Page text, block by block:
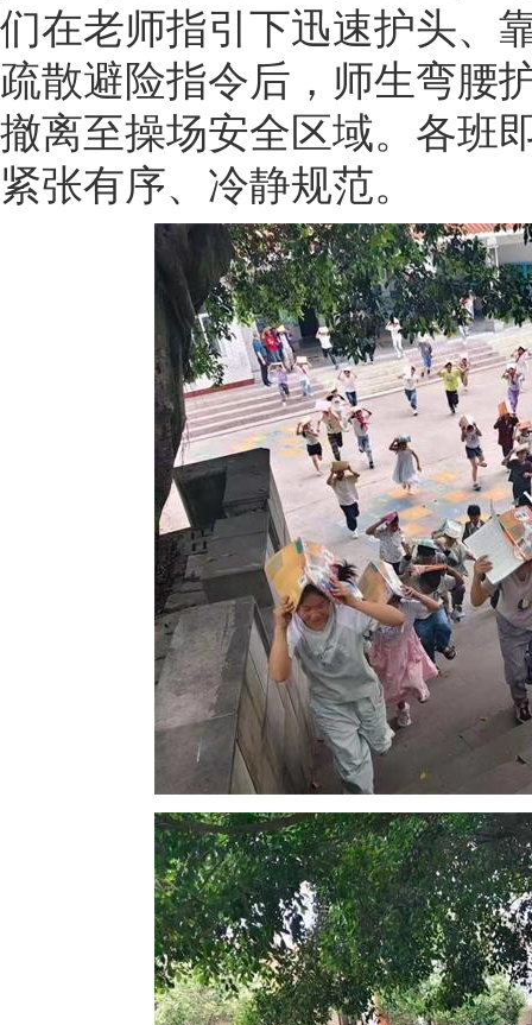
们在老师指引下迅速护头、
疏散避险指令后，师生弯腰
撤离至操场安全区域。各班
紧张有序、冷静规范。